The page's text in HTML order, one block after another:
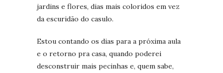
jardins e flores, dias mais coloridos em vez
da escuridão do casulo.
Estou contando os dias para a próxima aula
e o retorno pra casa, quando poderei
desconstruir mais pecinhas e, quem sabe,